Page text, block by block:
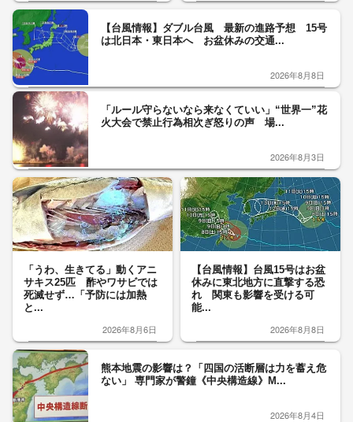
【台風情報】ダブル台風 最新の進路予想 15号
は北日本・東日本へ お盆休みの交通...
2026年8月8日
「ルール守らないなら来なくていい」“世界一”花
火大会で禁止行為相次ぎ怒りの声 場...
2026年8月3日
「うわ、生きてる」動くアニ
サキス25匹 酢やワサビでは
死滅せず…「予防には加熱
と...
2026年8月6日
【台風情報】台風15号はお盆
休みに東北地方に直撃する恐
れ 関東も影響を受ける可
能...
2026年8月8日
熊本地震の影響は？「四国の活断層は力を蓄え危
ない」 専門家が警鐘《中央構造線》M...
2026年8月4日